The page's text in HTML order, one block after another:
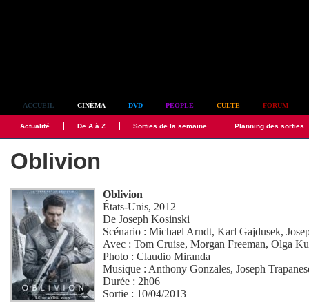
ACCUEIL CINÉMA DVD PEOPLE CULTE FORUM
Actualité De A à Z Sorties de la semaine Planning des sorties
Oblivion
Oblivion
États-Unis, 2012
DeJoseph Kosinski
Scénario :Michael Arndt,Karl Gajdusek,
Avec :Tom Cruise,Morgan Freeman,Olga
Photo :Claudio Miranda
Musique : Anthony Gonzales,Joseph
Durée : 2h06
Sortie : 10/04/2013